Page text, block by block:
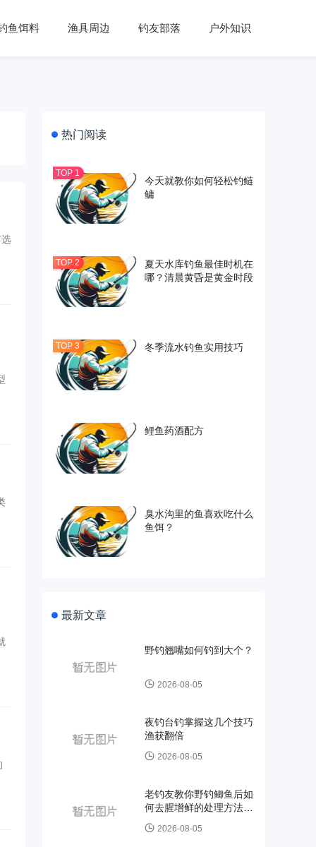
鱼饵料 渔具周边 钓友部落 户外知识
热门阅读
今天就教你如何轻松钓鲢
鳙
夏天水库钓鱼最佳时机在
哪？清晨黄昏是黄金时段
冬季流水钓鱼实用技巧
鲤鱼药酒配方
臭水沟里的鱼喜欢吃什么
鱼饵？
最新文章
野钓翘嘴如何钓到大个？
2026-08-05
夜钓台钓掌握这几个技巧
渔获翻倍
2026-08-05
老钓友教你野钓鲫鱼后如
何去腥增鲜的处理方法和
技巧
2026-08-05